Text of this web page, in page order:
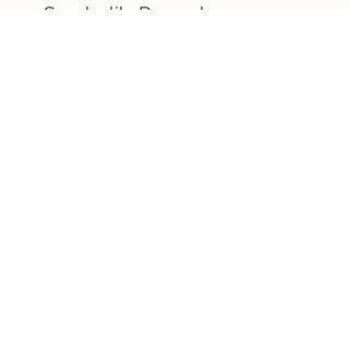
Symbolik: Regenbogen